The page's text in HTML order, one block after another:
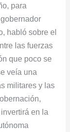
para
habló sobre el
las fuerzas
que poco se
veía una
militares y las
en la